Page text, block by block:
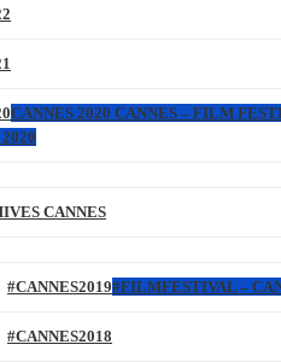
CANNES 2020 CANNES – FILM
CANNES
#CANNES2019#FILMFESTIVAL –
#CANNES2018